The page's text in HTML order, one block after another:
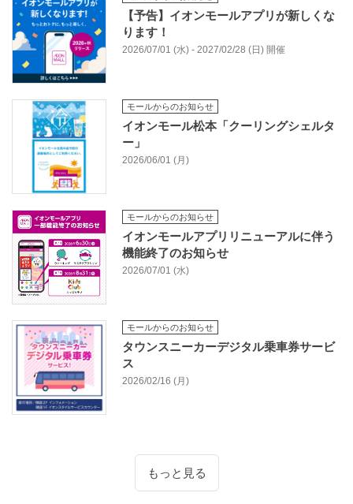
【予告】イオンモールアプリが新しくな
ります！
2026/07/01 (水) - 2027/02/28 (日) 開催
モールからのお知らせ
イオンモール松本「クーリングシェルタ
ー」
2026/06/01 (月)
モールからのお知らせ
イオンモールアプリリニューアルに伴う
機能終了のお知らせ
2026/07/01 (水)
モールからのお知らせ
タウンスニーカーデジタル乗車券サービ
ス
2026/02/16 (月)
もっと見る